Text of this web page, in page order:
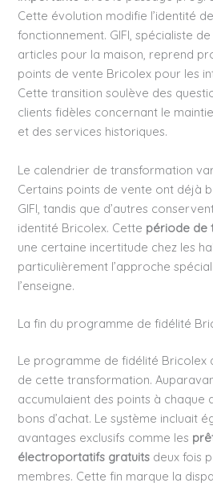
Cette évolution modifie l’identité
fonctionnement. GIFI, spécialiste
articles pour la maison, reprend
points de vente Bricolex pour les
Cette transition soulève des
clients fidèles concernant le
et des services historiques.
Le calendrier de transformation
Certains points de vente ont déjà
GIFI, tandis que d’autres
identité Bricolex. Cette période de
une certaine incertitude chez les
particulièrement l’approche
l’enseigne.
La fin du programme de fidélité
Le programme de fidélité Bricolex
de cette transformation.
accumulaient des points à chaque
bons d’achat. Le système incluait
avantages exclusifs comme les
électroportatifs gratuits deux fois
membres. Cette fin marque la